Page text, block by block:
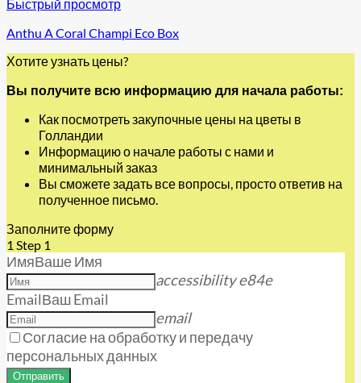
Быстрый просмотр
Anthu A Coral Champi Eco Box
Хотите узнать цены?
Вы получите всю информацию для начала работы:
Как посмотреть закупочные цены на цветы в
Голландии
Информацию о начале работы с нами и
минимальный заказ
Вы сможете задать все вопросы, просто ответив на
полученное письмо.
Заполните форму
1 Step 1
ИмяВаше Имя
accessibility e84e
EmailВаш Email
email
Согласие на обработку и передачу
персональных данных
Отправить